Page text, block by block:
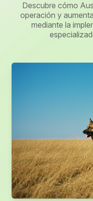
Descubre cómo
operación y
mediante la